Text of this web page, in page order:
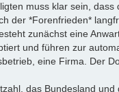
muss klar sein,
der *Forenfrieden*
zunächst eine
und führen zur
eine Firma. Der
das Bundesland